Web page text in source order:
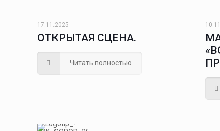
17.11.2025
ОТКРЫТАЯ СЦЕНА.
Читать полностью